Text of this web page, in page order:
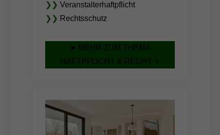
❯❯ Veranstalterhaftpflicht
❯❯ Rechtsschutz
➤ MEHR ZUM THEMA
HAFTPFLICHT & RECHT ⭐